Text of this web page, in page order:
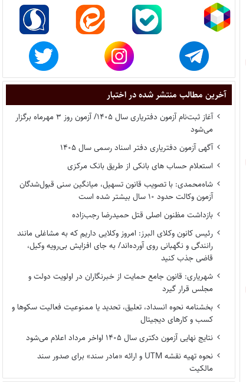
آخرین مطالب منتشر شده در اختبار
آغاز ثبت‌نام آزمون دفتریاری سال ۱۴۰۵/ آزمون روز ۳ مهرماه برگزار
می‌شود
آگهی آزمون دفتریاری دفتر اسناد رسمی سال ۱۴۰۵
استعلام حساب های بانکی از طریق بانک مرکزی
شاه‌محمدی: با تصویب قانون تسهیل، میانگین سنی قبول‌شدگان
آزمون وکالت حدود ۱۰ سال بیشتر شده است
بازداشت مظنون اصلی قتل حمیدرضا رجب‌زاده
رئیس کانون وکلای البرز: امروز وکلایی داریم که به مشاغلی مانند
رانندگی و نگهبانی روی آورده‌اند/ به جای افزایش بی‌رویه وکیل،
قاضی جذب کنید
شهریاری: قانون جامع حمایت از خبرنگاران در اولویت دولت و
مجلس قرار گیرد
بخشنامه نحوه انسداد، تعلیق، تحدید یا ممنوعیت فعالیت سکوها و
کسب و کارهای دیجیتال
نتایج نهایی آزمون دکتری سال ۱۴۰۵ اواخر مرداد اعلام می‌شود
نحوه تهیه نقشه UTM و ارائه «مادر سند» برای صدور سند
مالکیت